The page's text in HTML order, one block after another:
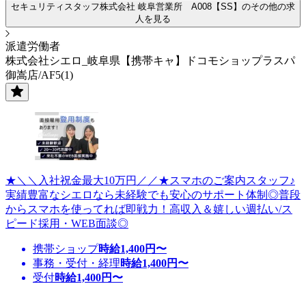
セキュリティスタッフ株式会社 岐阜営業所 A008【SS】のその他の求
人を見る
派遣労働者
株式会社シエロ_岐阜県【携帯キャ】ドコモショップラスパ
御嵩店/AF5(1)
★＼＼入社祝金最大10万円／／★スマホのご案内スタッフ♪
実績豊富なシエロなら未経験でも安心のサポート体制◎普段
からスマホを使ってれば即戦力！高収入＆嬉しい週払い/ス
ピード採用・WEB面談◎
携帯ショップ時給1,400円〜
事務・受付・経理時給1,400円〜
受付時給1,400円〜